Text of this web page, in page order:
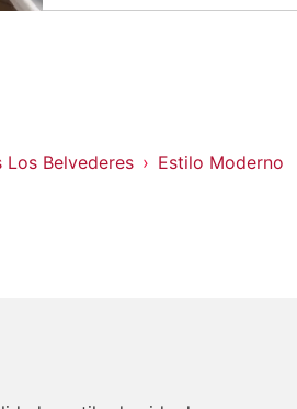
Los Belvederes Estilo Moderno